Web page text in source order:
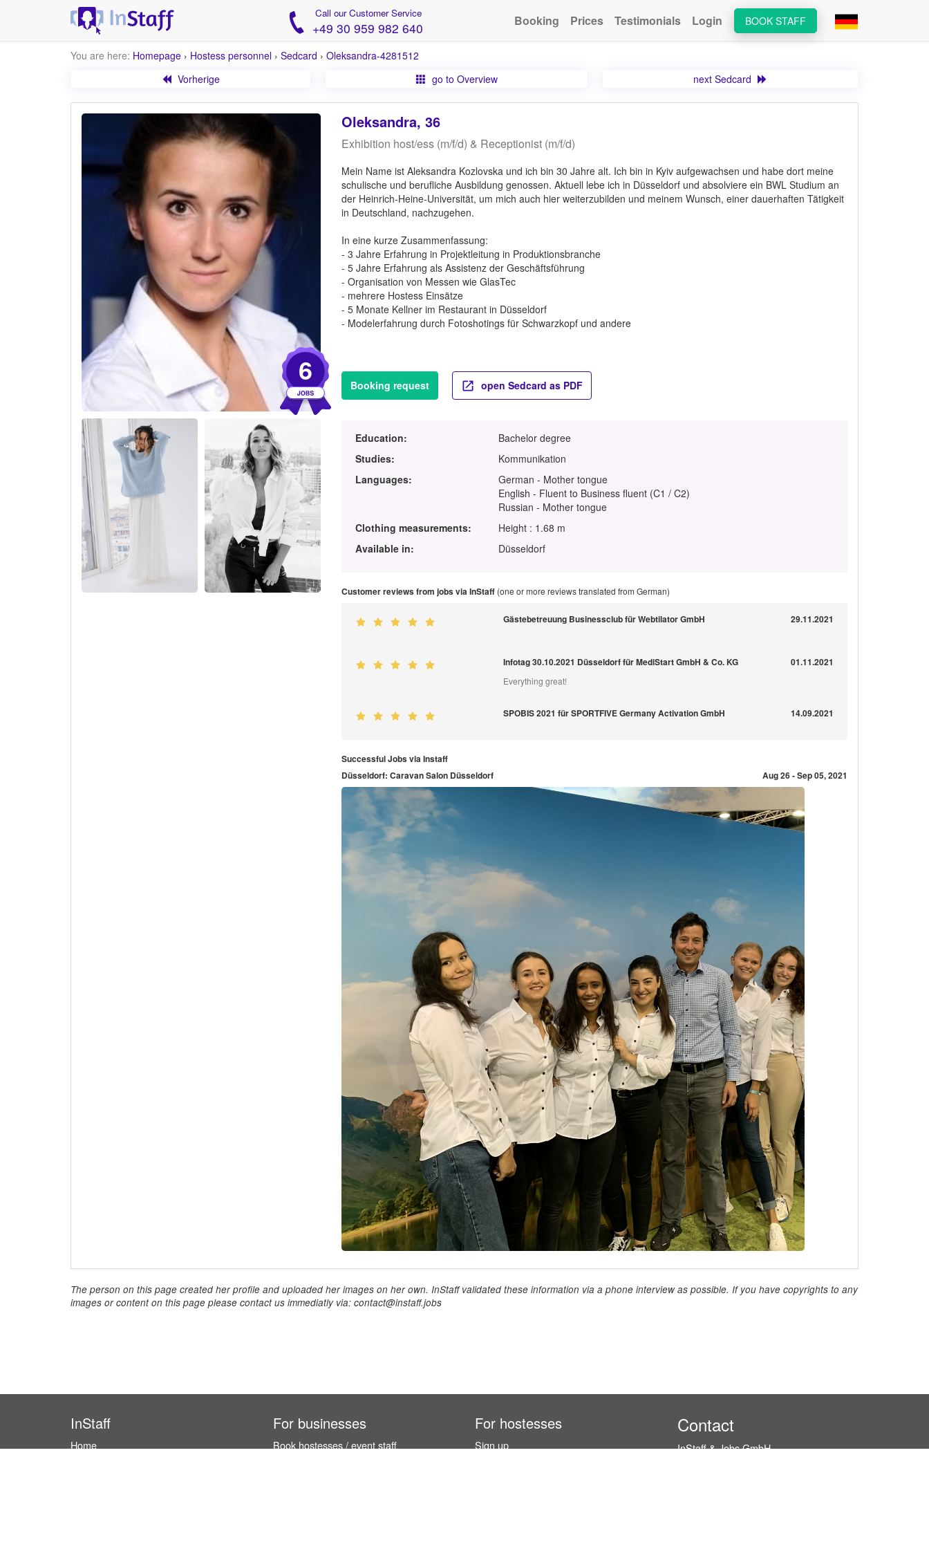
Call our Customer Service
+49 30 959 982 640 BOOK STAFF
Booking Prices Testimonials Login
You are here: Homepage › Hostess personnel › Sedcard › Oleksandra-4281512
Vorherige
go to Overview next Sedcard
6
Oleksandra, 36
Exhibition host/ess (m/f/d) & Receptionist (m/f/d)
Mein Name ist Aleksandra Kozlovska und ich bin 30 Jahre alt. Ich bin in Kyiv aufgewachsen und habe dort meine
schulische und berufliche Ausbildung genossen. Aktuell lebe ich in Düsseldorf und absolviere ein BWL Studium an
der Heinrich-Heine-Universität, um mich auch hier weiterzubilden und meinem Wunsch, einer dauerhaften Tätigkeit
in Deutschland, nachzugehen.
In eine kurze Zusammenfassung:
- 3 Jahre Erfahrung in Projektleitung in Produktionsbranche
- 5 Jahre Erfahrung als Assistenz der Geschäftsführung
- Organisation von Messen wie GlasTec
- mehrere Hostess Einsätze
- 5 Monate Kellner im Restaurant in Düsseldorf
- Modelerfahrung durch Fotoshotings für Schwarzkopf und andere
Booking request open Sedcard as PDF
Education:
Bachelor degree
Studies:
Kommunikation
Languages:
German - Mother tongue
English - Fluent to Business fluent (C1 / C2)
Russian - Mother tongue
Clothing measurements:
Height : 1.68 m
Available in:
Düsseldorf
Customer reviews from jobs via InStaff(one or more reviews translated from German)
Gästebetreuung Businessclub für Webtilator GmbH 29.11.2021
Infotag 30.10.2021 Düsseldorf für MediStart GmbH & Co. KG 01.11.2021
Everything great!
SPOBIS 2021 für SPORTFIVE Germany Activation GmbH 14.09.2021
Successful Jobs via Instaff
Düsseldorf: Caravan Salon Düsseldorf
Aug 26 - Sep 05, 2021
The person on this page created her profile and uploaded her images on her own. InStaff validated these information via a phone interview as possible. If you have copyrights to any
images or content on this page please contact us immediatly via: contact@instaff.jobs
InStaff
Home
For businesses
Book hostesses / event staff
For hostesses
Sign up
Contact
InStaff & Jobs GmbH